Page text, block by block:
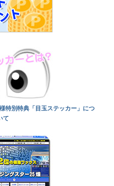
特別特典「目玉ステッカー」につ
て